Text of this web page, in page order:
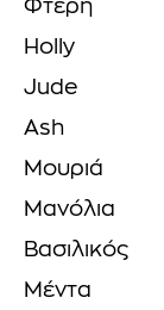
Φτέρη
Holly
Jude
Ash
Μουριά
Μανόλια
Βασιλικός
Μέντα